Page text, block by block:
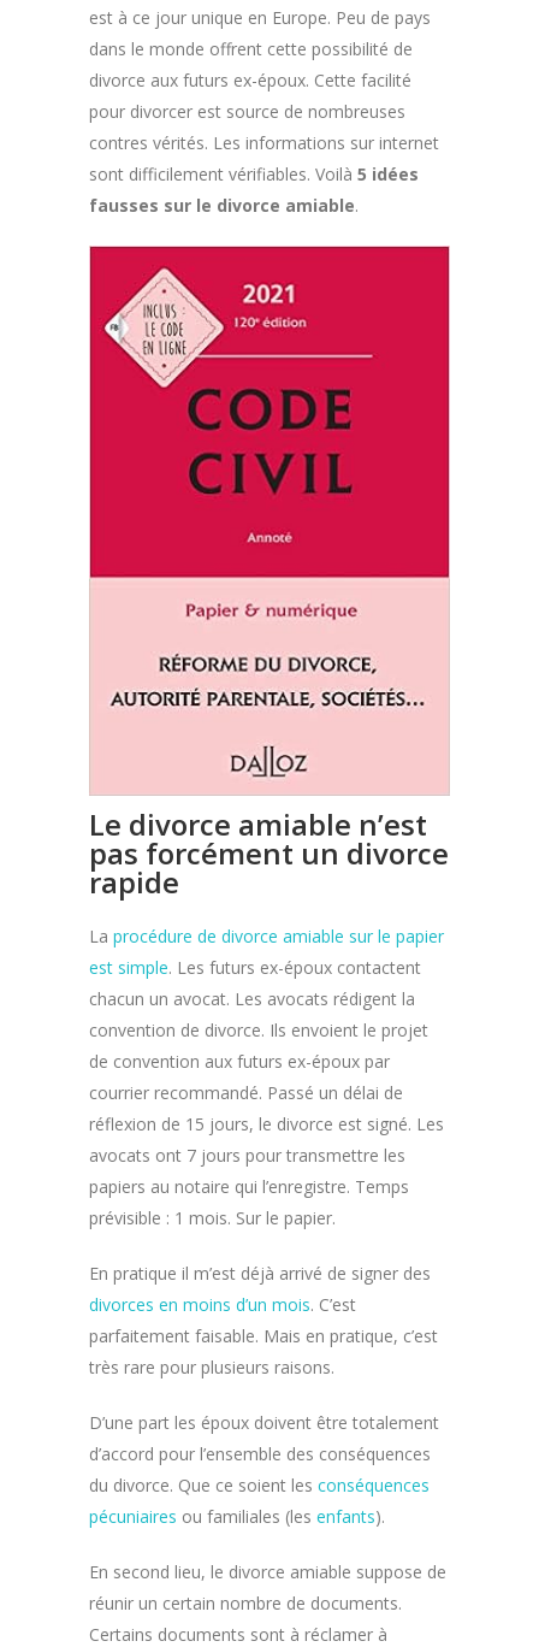
est à ce jour unique en Europe. Peu de pays
dans le monde offrent cette possibilité de
divorce aux futurs ex-époux. Cette facilité
pour divorcer est source de nombreuses
contres vérités. Les informations sur internet
sont difficilement vérifiables. Voilà 5 idées
fausses sur le divorce amiable.
Le divorce amiable n’est
pas forcément un divorce
rapide
La procédure de divorce amiable sur le papier
est simple. Les futurs ex-époux contactent
chacun un avocat. Les avocats rédigent la
convention de divorce. Ils envoient le projet
de convention aux futurs ex-époux par
courrier recommandé. Passé un délai de
réflexion de 15 jours, le divorce est signé. Les
avocats ont 7 jours pour transmettre les
papiers au notaire qui l’enregistre. Temps
prévisible : 1 mois. Sur le papier.
En pratique il m’est déjà arrivé de signer des
divorces en moins d’un mois. C’est
parfaitement faisable. Mais en pratique, c’est
très rare pour plusieurs raisons.
D’une part les époux doivent être totalement
d’accord pour l’ensemble des conséquences
du divorce. Que ce soient les conséquences
pécuniaires ou familiales (les enfants).
En second lieu, le divorce amiable suppose de
réunir un certain nombre de documents.
Certains documents sont à réclamer à